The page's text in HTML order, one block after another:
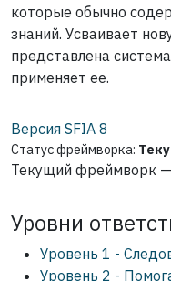
которые обычно
знаний. Усваивает
представлена
применяет ее.
Версия SFIA 8
Статус фреймворка:
Текущий фреймворк —
Уровни
Уровень 1 -
Уровень 2 -